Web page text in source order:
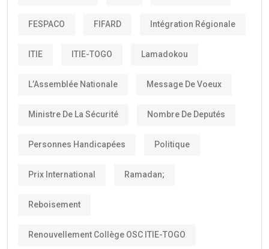
FESPACO FIFARD Intégration Régionale
ITIE ITIE-TOGO Lamadokou
L’Assemblée Nationale Message De Voeux
Ministre De La Sécurité Nombre De Deputés
Personnes Handicapées Politique
Prix International Ramadan;
Reboisement
Renouvellement Collège OSC ITIE-TOGO